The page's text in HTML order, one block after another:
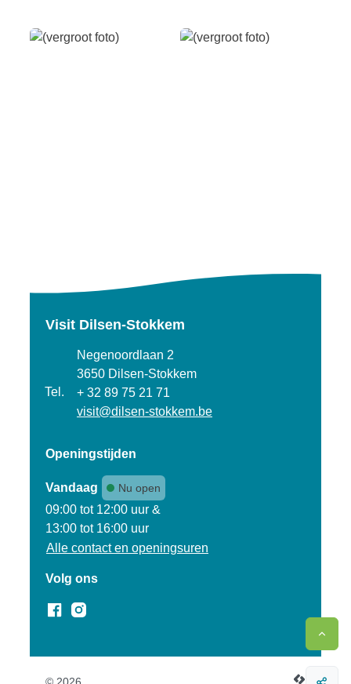
Visit Dilsen-Stokkem
Negenoordlaan 2
,3650 Dilsen-Stokkem
Tel.
+ 32 89 75 21 71
E-mailvisit@dilsen-stokkem.be
Openingstijden
Vandaag Nu open
Open van
09:00 tot 12:00 uur &
13:00 tot 16:00 uur
Alle contact en openingsuren
Volg ons
FacebookInstagram